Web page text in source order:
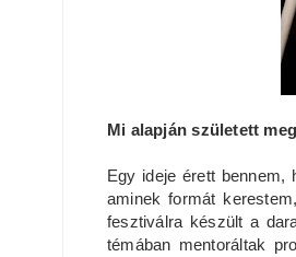
Mi alapján született
Egy ideje érett bennem,
aminek formát
fesztiválra készült a
témában mentoráltak